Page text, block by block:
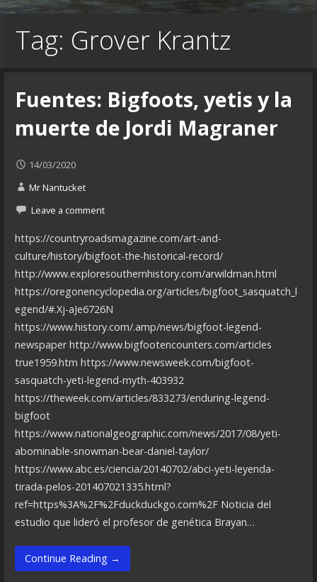
Tag: Grover Krantz
Fuentes: Bigfoots, yetis y la
muerte de Jordi Magraner
14/03/2020
Mr Nantucket
Leave a comment
https://countryroadsmagazine.com/art-and-
culture/history/bigfoot-the-historical-record/
http://www.exploresouthernhistory.com/arwildman.html
https://oregonencyclopedia.org/articles/bigfoot_sasquatch_l
egend/#.Xj-aJe6726N
https://www.history.com/.amp/news/bigfoot-legend-
newspaper http://www.bigfootencounters.com/articles
true1959.htm https://www.newsweek.com/bigfoot-
sasquatch-yeti-legend-myth-403932
https://theweek.com/articles/833273/enduring-legend-
bigfoot
https://www.nationalgeographic.com/news/2017/08/yeti-
abominable-snowman-bear-daniel-taylor/
https://www.abc.es/ciencia/20140702/abci-yeti-leyenda-
tirada-pelos-201407021335.html?
ref=https%3A%2F%2Fduckduckgo.com%2F Noticia del
estudio que lideró el profesor de genética Brayan…
Continue Reading →